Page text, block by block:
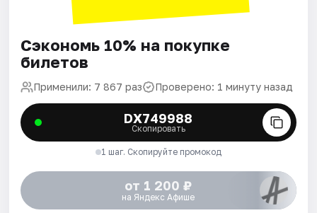
Сэкономь 10% на покупке
билетов
Применили: 7 867 раз Проверено: 1 минуту назад
DX749988
Скопировать
1 шаг. Скопируйте промокод
от 1 200 ₽
на Яндекс Афише